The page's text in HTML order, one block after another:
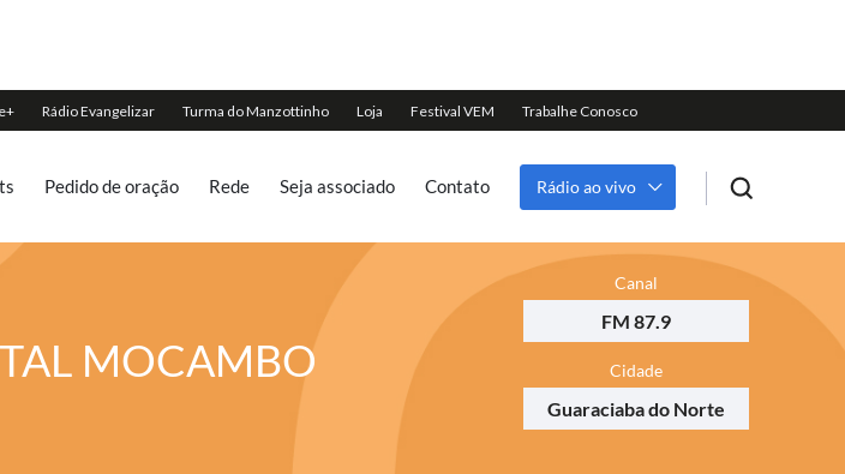
Pedido de oração Rede Seja associado Contato Rádio ao vivo
MOCAMBO
Canal
FM 87.9
Cidade
Guaraciaba do Norte